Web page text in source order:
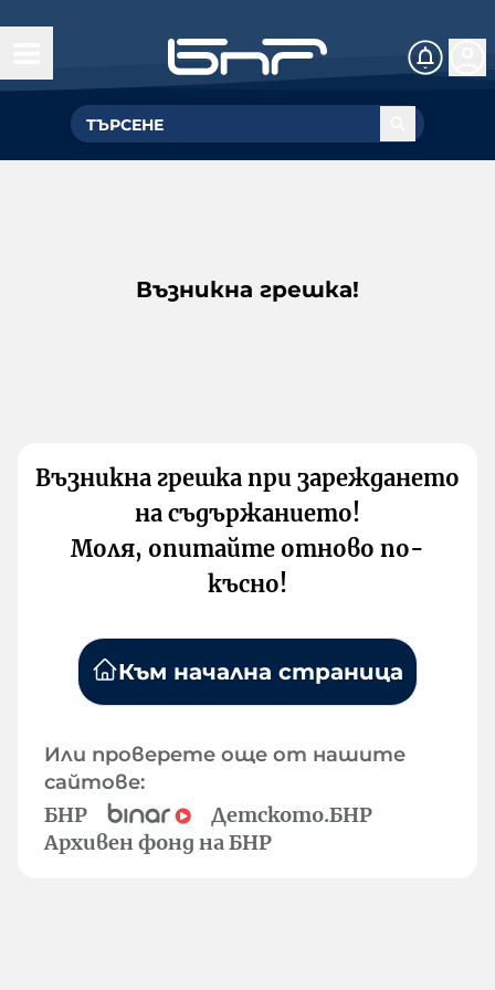
Възникна грешка!
Възникна грешка при зареждането
на съдържанието!
Моля, опитайте отново по-
късно!
Към начална страница
Или проверете още от нашите
сайтове:
БНР
Детското.БНР
Архивен фонд на БНР